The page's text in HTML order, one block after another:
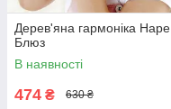
Дерев'яна гармоніка Hape
Блюз
В наявності
474 ₴ 630 ₴